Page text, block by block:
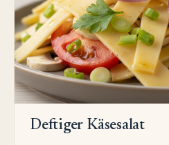
Deftiger Käsesalat